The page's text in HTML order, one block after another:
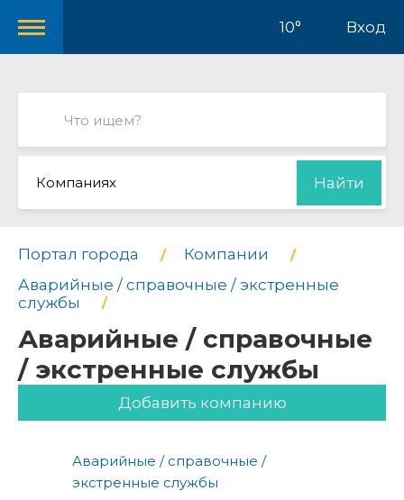
10° Вход
Компаниях Найти
Портал города
Компании
Аварийные / справочные / экстренные
службы
Аварийные / справочные
/ экстренные службы
Добавить компанию
Аварийные / справочные /
экстренные службы